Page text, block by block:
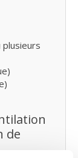
plusieurs
de